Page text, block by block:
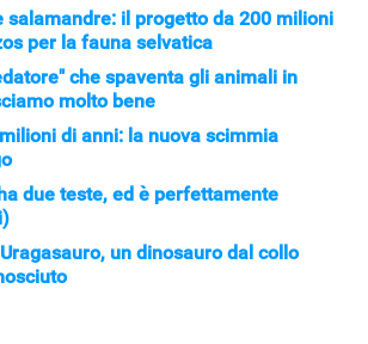
salamandre: il progetto da 200 milioni
per la fauna selvatica
che spaventa gli animali in
molto bene
di anni: la nuova scimmia
due teste, ed è perfettamente
un dinosauro dal collo